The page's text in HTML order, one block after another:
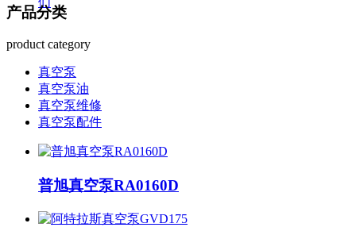
产品分类
product category
真空泵
真空泵油
真空泵维修
真空泵配件
普旭真空泵RA0160D